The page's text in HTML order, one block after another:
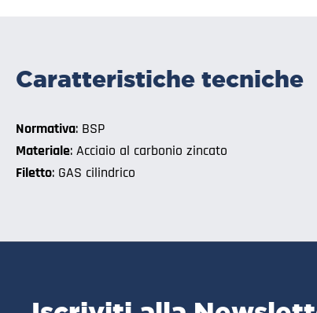
Caratteristiche tecniche
Normativa: BSP
Materiale: Acciaio al carbonio zincato
Filetto: GAS cilindrico